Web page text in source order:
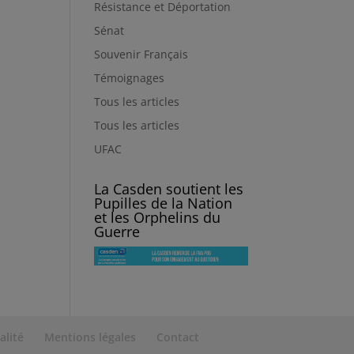
Résistance et Déportation
Sénat
Souvenir Français
Témoignages
Tous les articles
Tous les articles
UFAC
La Casden soutient les
Pupilles de la Nation
et les Orphelins du
Guerre
Mentions légales Contact